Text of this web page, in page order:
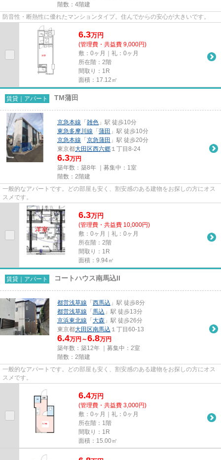
階数：4階建
防音性・断熱性に優れたマンションタイプ。住んでからの安心が大きいです。
6.3万円
(管理費・共益費 9,000円)
敷：0ヶ月｜礼：0ヶ月
所在階：2階
間取り：1R
面積：17.12㎡
賃貸｜アパート TM蒲田
京急本線 「 雑色 」駅 徒歩10分
東急多摩川線 「 蒲田 」駅 徒歩10分
京急本線 「 京急蒲田 」駅 徒歩20分
東京都大田区西六郷 １丁目8-24
6.3万円
築年数：築8年 ｜募集中： 1室
階数：2階建
一般的なアパートです。どの部屋も安く、割安感のある建物をお探しの方にオス
スメです。
6.3万円
(管理費・共益費 10,000円)
敷：0ヶ月｜礼：0ヶ月
所在階：2階
間取り：1R
面積：9.94㎡
賃貸｜アパート コートハウス南馬込II
都営浅草線 「 西馬込 」駅 徒歩8分
都営浅草線 「 馬込 」駅 徒歩13分
京浜東北線 「 大森 」駅 徒歩26分
東京都大田区南馬込 １丁目60-13
6.4万円～6.8万円
築年数：築12年 ｜募集中： 2室
階数：2階建
一般的なアパートです。どの部屋も安く、割安感のある建物をお探しの方にオス
スメです。
6.4万円
(管理費・共益費 3,000円)
敷：0ヶ月｜礼：0ヶ月
所在階：1階
間取り：1R
面積：15.00㎡